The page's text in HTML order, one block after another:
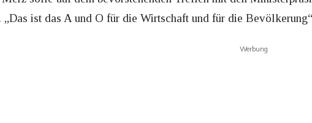
„Das ist das A und O für die Wirtschaft und für die
Werbung